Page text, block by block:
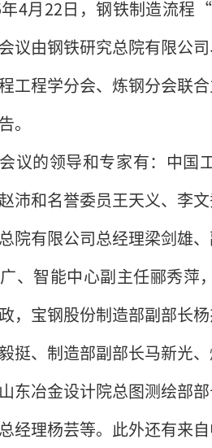
年4月22日，钢铁制造流程
议由钢铁研究总院有限公
工程学分会、炼钢分会联
。
议的领导和专家有：中国
沛和名誉委员王天义、李
院有限公司总经理梁剑雄
、智能中心副主任郦秀萍
，宝钢股份制造部副部长
挺、制造部副部长马新光
东冶金设计院总图测绘部
经理杨芸等。此外还有来